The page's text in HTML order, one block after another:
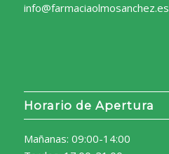
info@farmaciaolmosanchez.es
Horario de Apertura
Mañanas: 09:00-14:00